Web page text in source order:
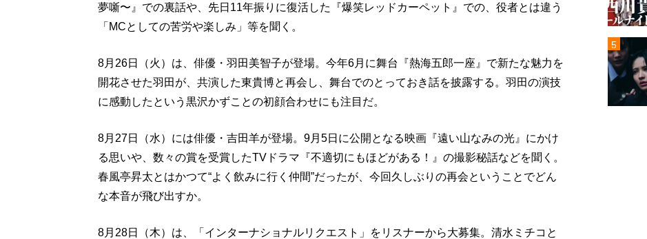
夢噺〜』での裏話や、先日11年振りに復活した『爆笑レッドカーペット』での、役者とは違う
「MCとしての苦労や楽しみ」等を聞く。
8月26日（火）は、俳優・羽田美智子が登場。今年6月に舞台『熱海五郎一座』で新たな魅力を
開花させた羽田が、共演した東貴博と再会し、舞台でのとっておき話を披露する。羽田の演技
に感動したという黒沢かずことの初顔合わせにも注目だ。
8月27日（水）には俳優・吉田羊が登場。9月5日に公開となる映画『遠い山なみの光』にかけ
る思いや、数々の賞を受賞したTVドラマ『不適切にもほどがある！』の撮影秘話などを聞く。
春風亭昇太とはかつて“よく飲みに行く仲間”だったが、今回久しぶりの再会ということでどん
な本音が飛び出すか。
8月28日（木）は、「インターナショナルリクエスト」をリスナーから大募集。清水ミチコと